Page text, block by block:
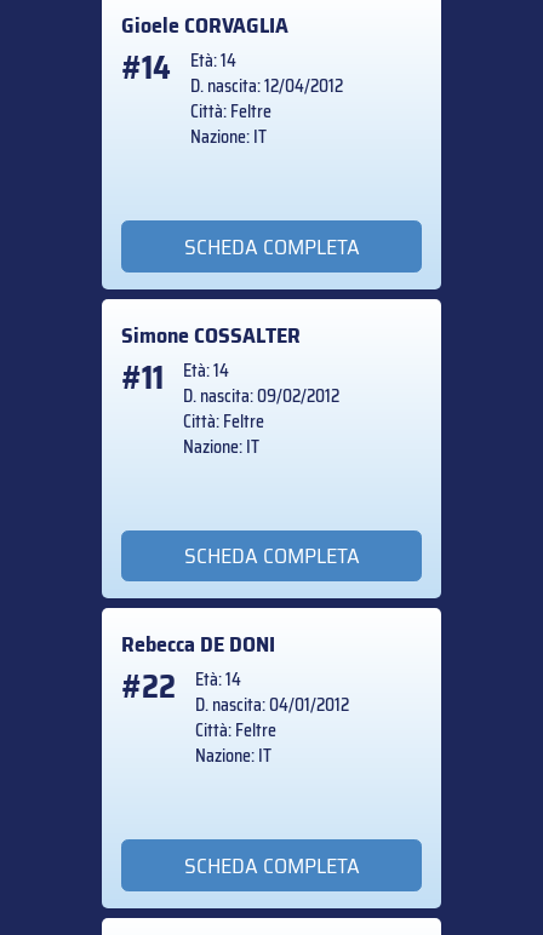
GioeleCORVAGLIA
#14
Età: 14
D. nascita: 12/04/2012
Città: Feltre
Nazione: IT
SCHEDA COMPLETA
SimoneCOSSALTER
#11
Età: 14
D. nascita: 09/02/2012
Città: Feltre
Nazione: IT
SCHEDA COMPLETA
Rebecca DE DONI
#22
Età: 14
D. nascita: 04/01/2012
Città: Feltre
Nazione: IT
SCHEDA COMPLETA